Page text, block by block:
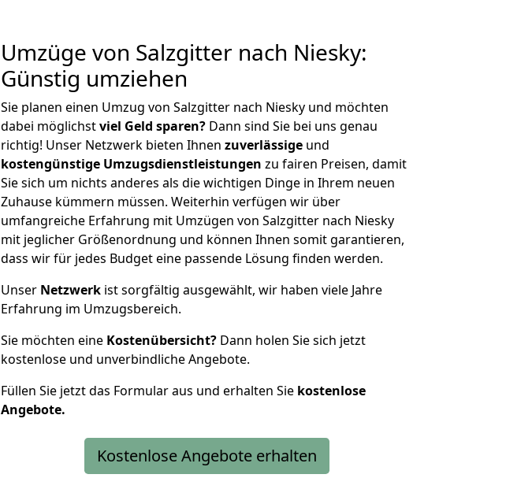
Umzüge von Salzgitter nach Niesky:
Günstig umziehen
Sie planen einen Umzug von Salzgitter nach Niesky und möchten
dabei möglichstviel Geld sparen? Dann sind Sie bei uns genau
richtig! Unser Netzwerk bieten Ihnen zuverlässige und
kostengünstige Umzugsdienstleistungen zu fairen Preisen, damit
Sie sich um nichts anderes als die wichtigen Dinge in Ihrem neuen
Zuhause kümmern müssen. Weiterhin verfügen wir über
umfangreiche Erfahrung mit Umzügen von Salzgitter nach Niesky
mit jeglicher Größenordnung und können Ihnen somit garantieren,
dass wir für jedes Budget eine passende Lösung finden werden.
Unser Netzwerk ist sorgfältig ausgewählt, wir haben viele Jahre
Erfahrung im Umzugsbereich.
Sie möchten eine Kostenübersicht? Dann holen Sie sich jetzt
kostenlose und unverbindliche Angebote.
Füllen Sie jetzt das Formular aus und erhalten Sie kostenlose
Angebote.
Kostenlose Angebote erhalten